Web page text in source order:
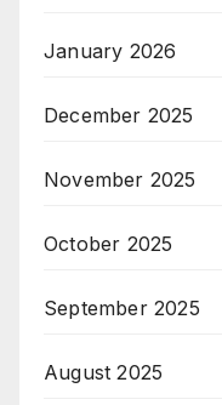
January 2026
December 2025
November 2025
October 2025
September 2025
August 2025